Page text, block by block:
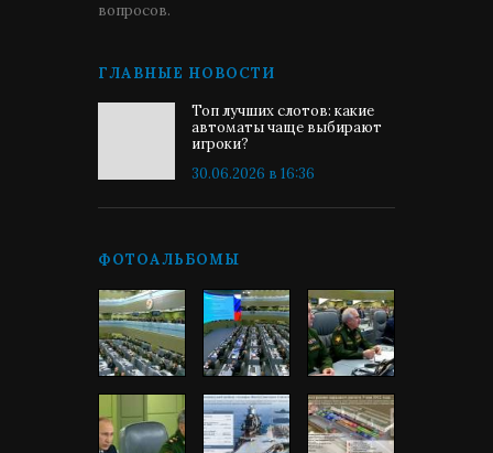
вопросов.
ГЛАВНЫЕ НОВОСТИ
Топ лучших слотов: какие
автоматы чаще выбирают
игроки?
30.06.2026 в 16:36
ФОТОАЛЬБОМЫ